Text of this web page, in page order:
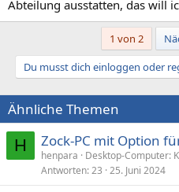
Abteilung ausstatten, das will
1 von 2
Du musst dich einloggen oder
Ähnliche Themen
H Zock-PC mit Option
henpara
Desktop-Computer:
Antworten 23 25. Juni 2024